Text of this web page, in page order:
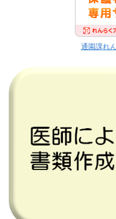
通園課れ